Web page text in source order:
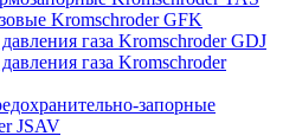
Kromschroder GFK
газа Kromschroder GDJ
газа Kromschroder
запорные
JSAV